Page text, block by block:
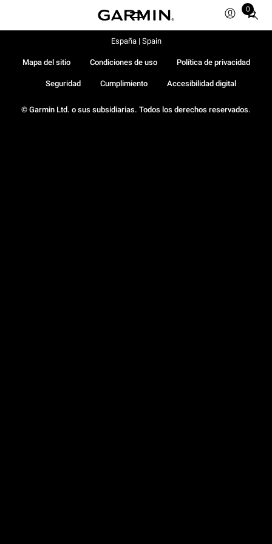
0
Total
© Garmin Ltd. o sus subsidiarias. Todos los derechos reservados.
Mapa del sitio Condiciones de uso Política de privacidad
Seguridad Cumplimiento Accesibilidad digital
España | Spain